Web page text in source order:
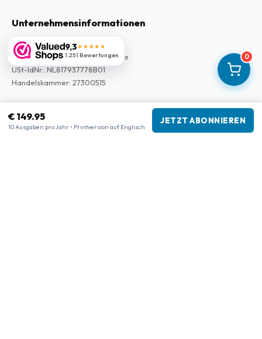
0
€ 149.95
10 Ausgaben pro Jahr • Printversion auf Englisch
JETZT ABONNIEREN
9,3★★★★★
1.251 Bewertungen
Unternehmensinformationen
Firma : Maja Magazines
3043 PR Rotterdam, Niederlande
USt-IdNr.: NL817937778B01
Handelskammer: 27300515
Unsere Shops
www.tijdschriftenzo.nl